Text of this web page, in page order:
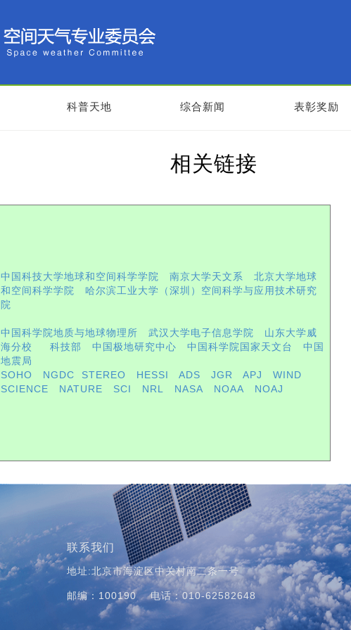
科普天地 综合新闻 表彰奖励
相关链接
中国科技大学地球和空间科学学院 南京大学天文系
北京大学地球
和空间科学学院
哈尔滨工业大学（深圳）空间科学与应用技术研究
院
中国科学院地质与地球物理所 武汉大学电子信息学院
山东大学威
海分校
科技部 中国极地研究中心 中国科学院国家天文台
中国
地震局
SOHO
NGDC STEREO HESSI ADS JGR APJ
WIND
SCIENCE
NATURE SCI NRL NASA NOAA NOAJ
联系我们
地址:北京市海淀区中关村南二条一号
邮编：100190 电话：010-62582648